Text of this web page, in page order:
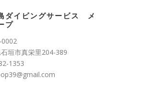
ダイビングサービス メ
プ
垣市真栄里204-389
1353